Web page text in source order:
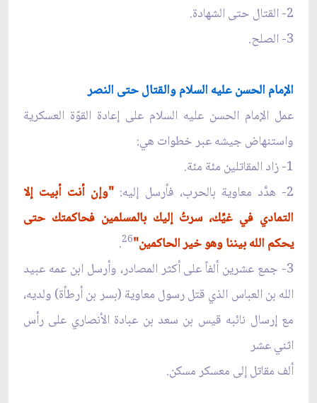
2- القتال حتى الشهادة.
3- الصلح.
الإمام الحسن عليه السلام والقتال حتى النصر
عمل الإمام الحسن عليه السلام على إعادة القوّة العسكرية
واستنهاض جيشه عبر خطوات هي:
1- زاد المقاتلين مئة مئة.
2- هدَّد معاوية بالحرب، فأرسل إليه:
"وإن أنت أبيت إلا
التمادي في غيِّك، سرتُ إليك بالمسلمين فحاكمتك حتى
يحكم الله بيننا وهو خير الحاكمين"26
.
3- جمع عشرين ألفاً على أكثر المصادر، وأرسل ابن عمه عبيد
الله بن العباس الذي قتل رسول معاوية (بسر بن أرطأة) ولديه،
مع إرسال نائبه قيس بن سعد بن عبادة الأنصاري على رأس
اثني عشر
ألف مقاتل إلى معسكر مسكن.